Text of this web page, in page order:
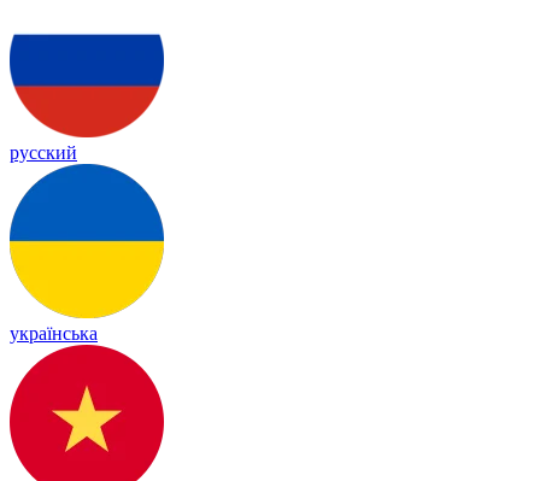
русский
українська